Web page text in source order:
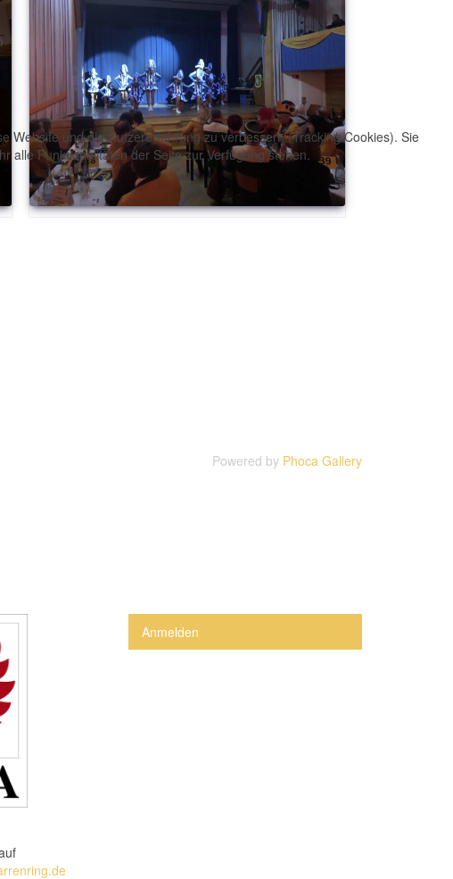
Powered by Phoca Gallery
Anmelden
Website und die Nutzererfahrung zu verbessern (Tracking Cookies). Sie
alle Funktionalitäten der Seite zur Verfügung stehen.